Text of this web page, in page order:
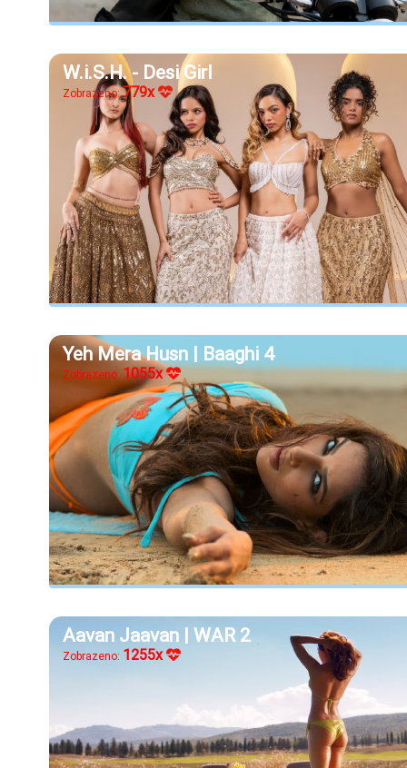
W.i.S.H. - Desi Girl
Zobrazeno:779x
Yeh Mera Husn | Baaghi 4
Zobrazeno:1055x
Aavan Jaavan | WAR 2
Zobrazeno: 1255x